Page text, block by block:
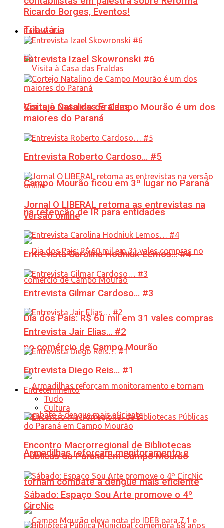
Tributária
Visita à Casa das Fraldas
Campo Mourão ficou em 3º lugar no Paraná
na retenção de IR para entidades
Dia dos Pais: R$ 60 mil em 31 vales compras
no comércio de Campo Mourão
Armadilhas reforçam monitoramento e
tornam combate à dengue mais eficiente
Ricardo Borges, Eventos!
Entrevista
Entrevista Izael Skowronski #6
Cortejo Natalino de Campo Mourão é um dos
maiores do Paraná
Entrevista Roberto Cardoso… #5
Jornal O LIBERAL retoma as entrevistas na
versão online
Entrevista Carolina Hodniuk Lemos… #4
Entrevista Gilmar Cardoso… #3
Entrevista Jair Elias… #2
Entrevista Diego Reis… #1
Entretenimento
Tudo
Cultura
Encontro Macrorregional de Bibliotecas
Públicas do Paraná em Campo Mourão
Sábado: Espaço Sou Arte promove o 4º
CircNic